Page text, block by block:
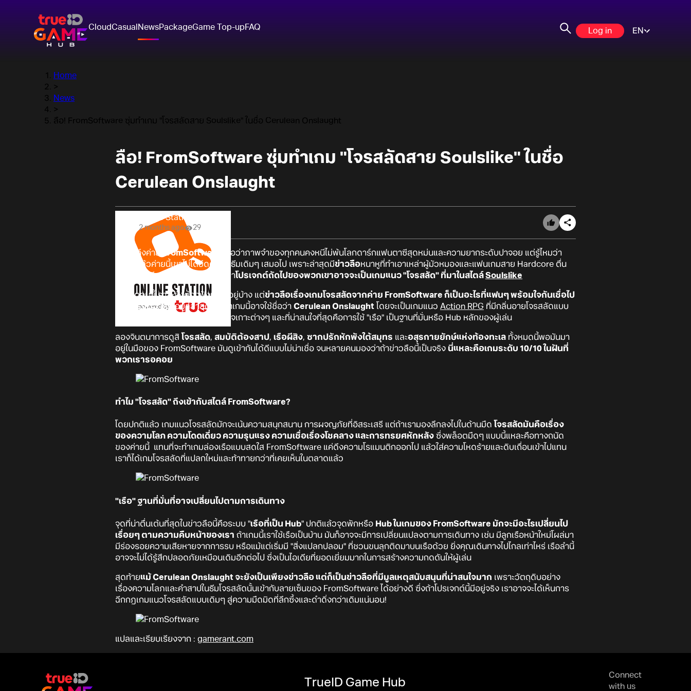
CloudCasual NewsPackageGame Top-upFAQ Log in EN
Home
>
News
>
ลือ! FromSoftware ซุ่มทำเกม "โจรสลัดสาย Soulslike" ในชื่อ Cerulean Onslaught
ลือ! FromSoftware ซุ่มทำเกม "โจรสลัดสาย Soulslike" ในชื่อ
Cerulean Onslaught
Online Station
2 months ago 29
ถ้าพูดถึงค่าย FromSoftware
เชื่อว่าภาพจำของทุกคนคงหนีไม่พ้นโลกดาร์กแฟนตาซีสุดหม่นและความยากระดับปาจอย แต่รู้ไหมว่า
จริงๆ แล้วค่ายนี้เขาไม่ได้ยึดติดกับธีมเดิมๆ เสมอไป เพราะล่าสุดมีข่าวลือหนาหูที่ทำเอาเหล่าผู้มัวหมองและแฟนเกมสาย Hardcore ตื่น
เต้นกันสุดขีด เมื่อมีข้อมูลหลุดมาว่าโปรเจกต์ถัดไปของพวกเขาอาจจะเป็นเกมแนว "โจรสลัด" ที่มาในสไตล์Soulslike
แม้ว่าตอนนี้เราจะยังต้องฟังหูไว้หูอยู่บ้าง แต่ข่าวลือเรื่องเกมโจรสลัดจากค่าย FromSoftware ก็เป็นอะไรที่แฟนๆ พร้อมใจกันเชื่อไป
แล้วครึ่งตัวซึ่งข้อมูลล่าสุดระบุว่าเกมนี้อาจใช้ชื่อว่า Cerulean Onslaught โดยจะเป็นเกมแนว Action RPG ที่มีกลิ่นอายโจรสลัดแบบ
เต็มขั้น ทั้งระบบล่องเรือ การสำรวจเกาะต่างๆ และที่น่าสนใจที่สุดคือการใช้ "เรือ" เป็นฐานที่มั่นหรือ Hub หลักของผู้เล่น
ลองจินตนาการดูสิ โจรสลัด, สมบัติต้องสาป, เรือผีสิง, ซากปรักหักพังใต้สมุทร และอสุรกายยักษ์แห่งท้องทะเล ทั้งหมดนี้พอมันมา
อยู่ในมือของ FromSoftware มันดูเข้ากันได้ดีแบบไม่น่าเชื่อ จนหลายคนมองว่าถ้าข่าวลือนี้เป็นจริง นี่แหละคือเกมระดับ 10/10 ในฝันที่
พวกเรารอคอย
ทำไม "โจรสลัด" ถึงเข้ากับสไตล์ FromSoftware?
โดยปกติแล้ว เกมแนวโจรสลัดมักจะเน้นความสนุกสนาน การผจญภัยที่อิสระเสรี แต่ถ้าเรามองลึกลงไปในด้านมืด โจรสลัดมันคือเรื่อง
ของความโลภ ความโดดเดี่ยว ความรุนแรง ความเชื่อเรื่องโชคลาง และการทรยศหักหลัง ซึ่งพล็อตมืดๆ แบบนี้แหละคือทางถนัด
ของค่ายนี้ แทนที่จะทำเกมล่องเรือแบบสดใส FromSoftware แค่ดึงความโรแมนติกออกไป แล้วใส่ความโหดร้ายและดิบเถื่อนเข้าไปแทน
เราก็ได้เกมโจรสลัดที่แปลกใหม่และท้าทายกว่าที่เคยเห็นในตลาดแล้ว
"เรือ" ฐานที่มั่นที่อาจเปลี่ยนไปตามการเดินทาง
จุดที่น่าตื่นเต้นที่สุดในข่าวลือนี้คือระบบ "เรือที่เป็น Hub" ปกติแล้วจุดพักหรือ Hub ในเกมของ FromSoftware มักจะมีอะไรเปลี่ยนไป
เรื่อยๆ ตามความคืบหน้าของเรา ถ้าเกมนี้เราใช้เรือเป็นบ้าน มันก็อาจจะมีการเปลี่ยนแปลงตามการเดินทาง เช่น มีลูกเรือหน้าใหม่โผล่มา
มีร่องรอยความเสียหายจากการรบ หรือแม้แต่เริ่มมี "สิ่งแปลกปลอม" ที่ชวนขนลุกติดมาบนเรือด้วย ยิ่งคุณเดินทางไปไกลเท่าไหร่ เรือลำนี้
อาจจะไม่ได้รู้สึกปลอดภัยเหมือนเดิมอีกต่อไป ซึ่งเป็นไอเดียที่ยอดเยี่ยมมากในการสร้างความกดดันให้ผู้เล่น
สุดท้ายแม้ Cerulean Onslaught จะยังเป็นเพียงข่าวลือ แต่ก็เป็นข่าวลือที่มีมูลเหตุสนับสนุนที่น่าสนใจมาก เพราะวัตถุดิบอย่าง
เรื่องความโลภและคำสาปในธีมโจรสลัดนั้นเข้ากับลายเซ็นของ FromSoftware ได้อย่างดี ซึ่งถ้าโปรเจกต์นี้มีอยู่จริง เราอาจจะได้เห็นการ
ฉีกกฎเกมแนวโจรสลัดแบบเดิมๆ สู่ความมืดมิดที่ลึกซึ้งและดำดิ่งกว่าเดิมแน่นอน!
แปลและเรียบเรียงจาก : gamerant.com
TrueID Game Hub
Connect
with us